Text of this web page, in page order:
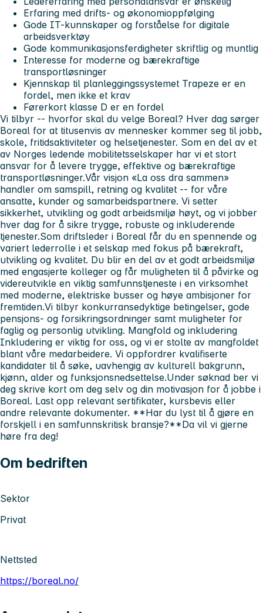
Erfaring med drifts- og økonomioppfølging
Gode IT-kunnskaper og forståelse for digitale
arbeidsverktøy
Gode kommunikasjonsferdigheter skriftlig og muntlig
Interesse for moderne og bærekraftige
transportløsninger
Kjennskap til planleggingssystemet Trapeze er en
fordel, men ikke et krav
Førerkort klasse D er en fordel
Vi tilbyr -- hvorfor skal du velge Boreal? Hver dag sørger
Boreal for at titusenvis av mennesker kommer seg til jobb,
skole, fritidsaktiviteter og helsetjenester. Som en del av et
av Norges ledende mobilitetsselskaper har vi et stort
ansvar for å levere trygge, effektive og bærekraftige
transportløsninger.Vår visjon «La oss dra sammen»
handler om samspill, retning og kvalitet -- for våre
ansatte, kunder og samarbeidspartnere. Vi setter
sikkerhet, utvikling og godt arbeidsmiljø høyt, og vi jobber
hver dag for å sikre trygge, robuste og inkluderende
tjenester.Som driftsleder i Boreal får du en spennende og
variert lederrolle i et selskap med fokus på bærekraft,
utvikling og kvalitet. Du blir en del av et godt arbeidsmiljø
med engasjerte kolleger og får muligheten til å påvirke og
videreutvikle en viktig samfunnstjeneste i en virksomhet
med moderne, elektriske busser og høye ambisjoner for
fremtiden.Vi tilbyr konkurransedyktige betingelser, gode
pensjons- og forsikringsordninger samt muligheter for
faglig og personlig utvikling. Mangfold og inkludering
Inkludering er viktig for oss, og vi er stolte av mangfoldet
blant våre medarbeidere. Vi oppfordrer kvalifiserte
kandidater til å søke, uavhengig av kulturell bakgrunn,
kjønn, alder og funksjonsnedsettelse.Under søknad ber vi
deg skrive kort om deg selv og din motivasjon for å jobbe i
Boreal. Last opp relevant sertifikater, kursbevis eller
andre relevante dokumenter. **Har du lyst til å gjøre en
forskjell i en samfunnskritisk bransje?**Da vil vi gjerne
høre fra deg!
Om bedriften
Sektor
Privat
Nettsted
https://boreal.no/